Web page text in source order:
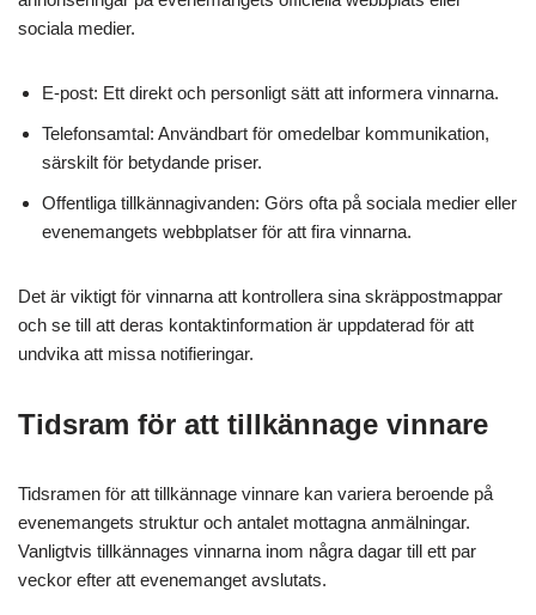
sociala medier.
E-post: Ett direkt och personligt sätt att informera vinnarna.
Telefonsamtal: Användbart för omedelbar kommunikation,
särskilt för betydande priser.
Offentliga tillkännagivanden: Görs ofta på sociala medier eller
evenemangets webbplatser för att fira vinnarna.
Det är viktigt för vinnarna att kontrollera sina skräppostmappar
och se till att deras kontaktinformation är uppdaterad för att
undvika att missa notifieringar.
Tidsram för att tillkännage vinnare
Tidsramen för att tillkännage vinnare kan variera beroende på
evenemangets struktur och antalet mottagna anmälningar.
Vanligtvis tillkännages vinnarna inom några dagar till ett par
veckor efter att evenemanget avslutats.